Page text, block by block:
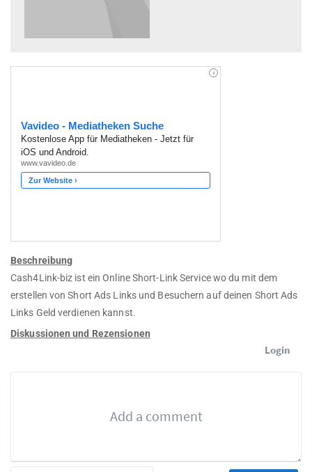
Beschreibung
Cash4Link-biz ist ein Online Short-Link Service wo du mit dem
erstellen von Short Ads Links und Besuchern auf deinen Short Ads
Links Geld verdienen kannst.
Diskussionen und Rezensionen
Login